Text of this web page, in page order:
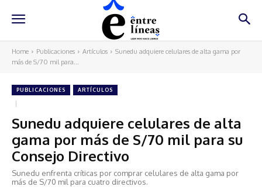
Home Publicaciones Artículos
Sunedu adquiere celulares de alta gama por
más de S/70 mil para...
PUBLICACIONES ARTÍCULOS
Sunedu adquiere celulares de alta
gama por más de S/70 mil para su
Consejo Directivo
Sunedu enfrenta críticas por comprar celulares de alta gama por
más de S/70 mil para cuatro directivos.